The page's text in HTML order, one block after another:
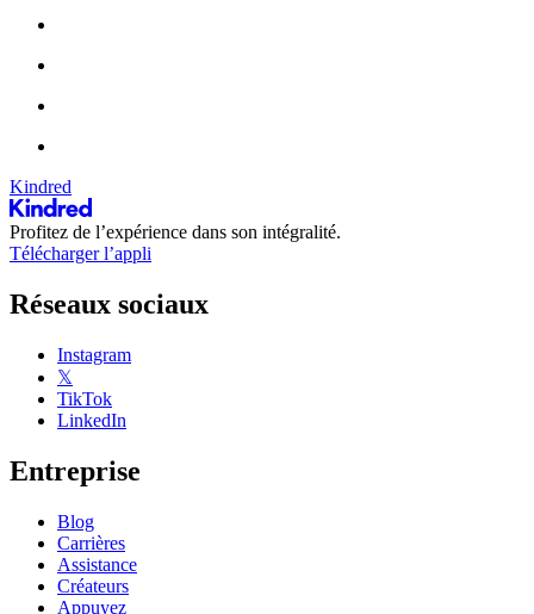
Kindred
Profitez de l’expérience dans son intégralité.
Télécharger l’appli
Réseaux sociaux
Instagram
𝕏
TikTok
LinkedIn
Entreprise
Blog
Carrières
Assistance
Créateurs
Appuyez